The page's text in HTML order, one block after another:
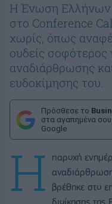
Η Ένωση Ελλήνων
στο Conference
χωρίς, όπως
ουδείς σοφότερος
αναδιάρθρωσης
ευδοκίμησης του.
Πρόσθεσε το
στα αγαπημένα
Google
Η
παροχή
βρέθηκε στο